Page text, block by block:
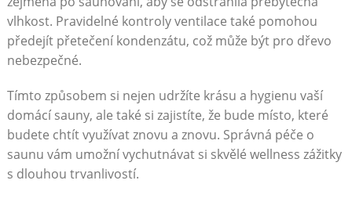
vlhkost.‍ Pravidelné kontroly ventilace také pomohou⁣
předejít přetečení kondenzátu, což může být ‍pro dřevo
nebezpečné.
Tímto způsobem si⁤ nejen udržíte‍ krásu a hygienu vaší
domácí sauny, ale také si zajistíte, že bude místo, ‌které
budete​ chtít ​využívat⁤ znovu a znovu.⁤ Správná péče‍ o
saunu vám umožní vychutnávat si skvělé wellness ‍zážitky
s dlouhou trvanlivostí.